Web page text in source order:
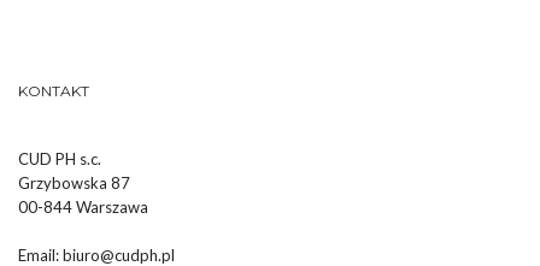
KONTAKT
CUD PH s.c.
Grzybowska 87
00-844 Warszawa
Email:biuro@cudph.pl